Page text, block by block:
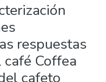
respuestas
Coffea
cafeto